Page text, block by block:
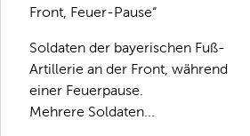
Front, Feuer-Pause“
Soldaten der bayerischen Fuß-
Artillerie an der Front, während
einer Feuerpause.
Mehrere Soldaten...